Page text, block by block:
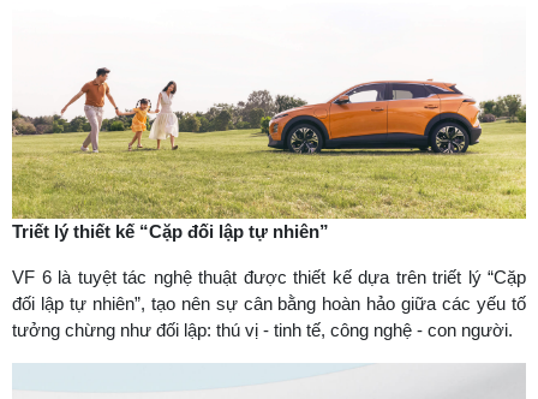
Triết lý thiết kế “Cặp đối lập tự nhiên”
VF 6 là tuyệt tác nghệ thuật được thiết kế dựa trên triết lý “Cặp
đối lập tự nhiên”, tạo nên sự cân bằng hoàn hảo giữa các yếu tố
tưởng chừng như đối lập: thú vị - tinh tế, công nghệ - con người.